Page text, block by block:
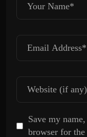
Save my
browser for